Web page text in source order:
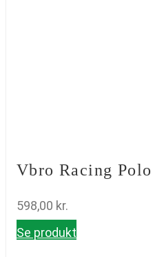
Vbro Racing Polo
598,00 kr.
Se produkt